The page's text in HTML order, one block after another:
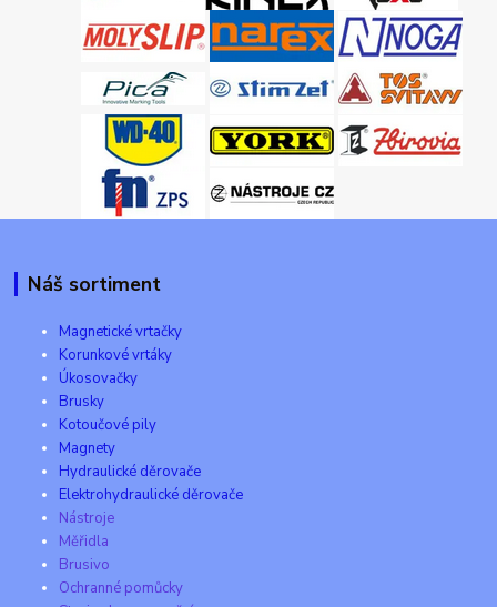
Náš sortiment
Magnetické vrtačky
Korunkové vrtáky
Úkosovačky
Brusky
Kotoučové pily
Magnety
Hydraulické děrovače
Elektrohydraulické děrovače
Nástroje
Měřidla
Brusivo
Ochranné pomůcky